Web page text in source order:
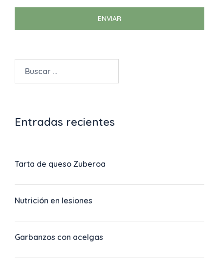
ENVIAR
Entradas recientes
Tarta de queso Zuberoa
Nutrición en lesiones
Garbanzos con acelgas